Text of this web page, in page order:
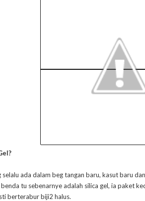
selalu ada dalam beg tangan baru, kasut baru
tu sebenarnye adalah silica gel, ia paket
berterabur biji2 halus.